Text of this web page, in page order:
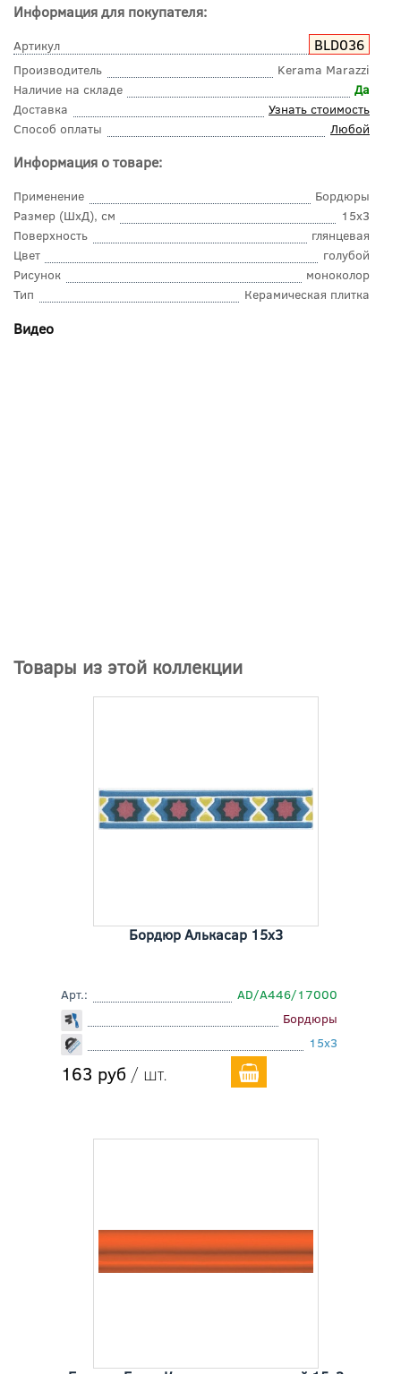
Информация для покупателя:
Артикул BLD036
Производитель
Kerama Marazzi
Наличие на складе
Да
Доставка
Узнать стоимость
Способ оплаты
Любой
Информация о товаре:
Применение
Бордюры
Размер (ШхД), см
15x3
Поверхность
глянцевая
Цвет
голубой
Рисунок
моноколор
Тип
Керамическая плитка
Видео
Товары из этой коллекции
Бордюр Алькасар 15x3
Арт.:
AD/A446/17000
Бордюры
15x3
163 руб / шт.